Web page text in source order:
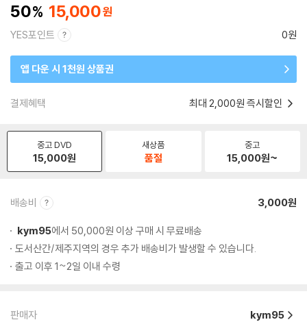
50 15,000
YES포인트 0원
앱 다운 시 1천원 상품권
결제혜택 최대 2,000원 즉시할인
중고 DVD
15,000원
새상품
품절
중고
15,000원~
배송비 3,000원
kym95에서 50,000원 이상 구매 시 무료배송
도서산간/제주지역의 경우 추가 배송비가 발생할 수 있습니다.
출고 이후 1~2일 이내 수령
판매자 kym95